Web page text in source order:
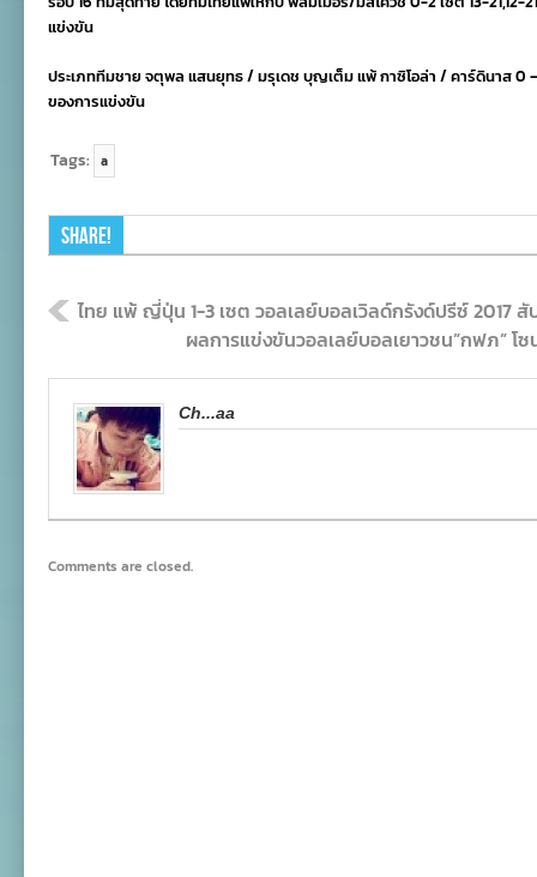
ชิง
รุ่น
แข่งขัน
ประเภททีมชาย จตุพล แสนยุทธ / มรุเดช บุญเต็ม แพ้ กาซิโอล่า / คาร์ดินาส 0 – 2
ของการแข่งขัน
Tags: a
Share!
ไทย แพ้ ญี่ปุ่น 1-3 เซต วอลเลย์บอลเวิลด์กรังด์ปรีซ์ 2017 สั
ผลการแข่งขันวอลเลย์บอลเยาวชน”กฟภ” โซ
Ch...aa
Comments are closed.